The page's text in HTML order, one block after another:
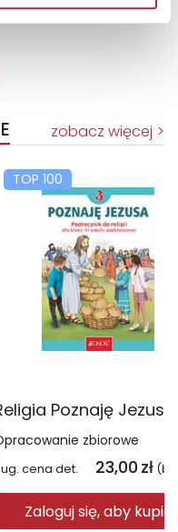
zobacz więcej
TOP 100
zbiorowe
cena det. 23,00 zł
Zaloguj się, aby kupić